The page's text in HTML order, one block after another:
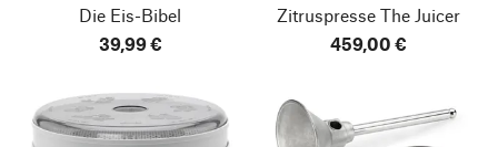
Die Eis-Bibel
39,99 €
Zitruspresse The Juicer
459,00 €